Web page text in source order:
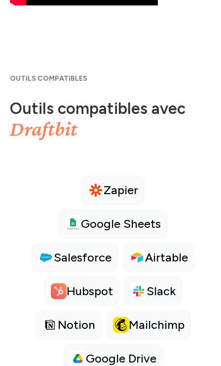
OUTILS COMPATIBLES
Outils compatibles avec
Draftbit
Zapier
Google Sheets
Salesforce Airtable
Hubspot Slack
Notion Mailchimp
Google Drive